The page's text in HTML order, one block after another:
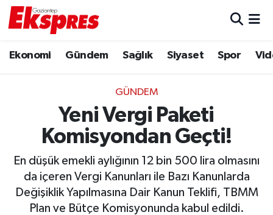
Ekonomi Gündem Sağlık Siyaset Spor
GÜNDEM
Yeni Vergi Paketi
Komisyondan Geçti!
En düşük emekli aylığının 12 bin 500 lira olmasını
da içeren Vergi Kanunları ile Bazı Kanunlarda
Değişiklik Yapılmasına Dair Kanun Teklifi, TBMM
Plan ve Bütçe Komisyonunda kabul edildi.
Ekonomi
Gaziantep son dakika
Genel
Gündem
Haberler
Trafik Durumu
Puan Durumu ve Fikstür
Tüm Manşetler
Son Dakika Haberleri
Haber Arşivi